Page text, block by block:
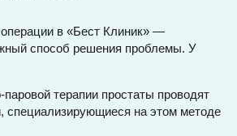
в «Бест Клиник» —
способ решения проблемы. У
терапии простаты проводят
специализирующиеся на этом методе